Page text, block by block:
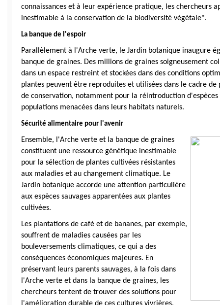
connaissances et à leur expérience pratique, les chercheurs
inestimable à la conservation de la biodiversité végétale".
La banque de l'espoir
Parallèlement à l'Arche verte, le Jardin botanique inaugure
banque de graines. Des millions de graines soigneusement
dans un espace restreint et stockées dans des conditions
plantes peuvent être reproduites et utilisées dans le cadre
de conservation, notamment pour la réintroduction
populations menacées dans leurs habitats naturels.
Sécurité alimentaire pour l'avenir
Ensemble, l'Arche verte et la banque de graines
constituent une ressource génétique inestimable
pour la sélection de plantes cultivées résistantes
aux maladies et au changement climatique. Le
Jardin botanique accorde une attention particulière
aux espèces sauvages apparentées aux plantes
cultivées.
Les plantations de café et de bananes, par exemple,
souffrent de maladies causées par les
bouleversements climatiques, ce qui a des
conséquences économiques majeures. En
préservant leurs parents sauvages, à la fois dans
l'Arche verte et dans la banque de graines, les
chercheurs tentent de trouver des solutions pour